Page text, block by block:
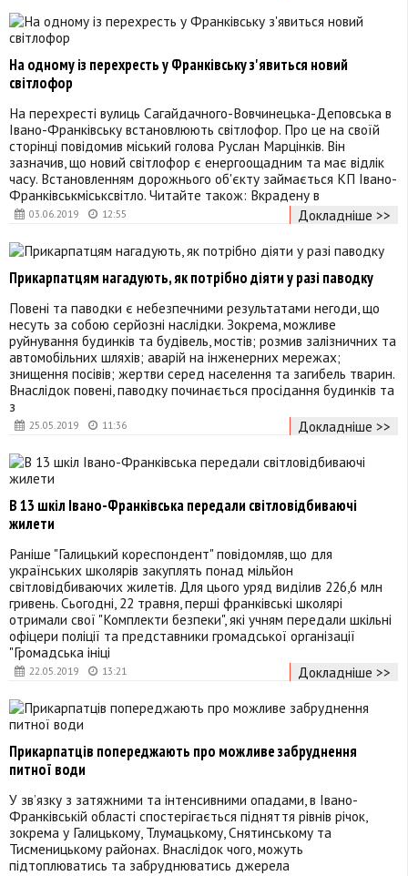
03.06.2019 12:55
На одному із перехресть у Франківську з'явиться новий
світлофор
На перехресті вулиць Сагайдачного-Вовчинецька-Деповська в
Івано-Франківську встановлюють світлофор. Про це на своїй
сторінці повідомив міський голова Руслан Марцінків. Він
зазначив, що новий світлофор є енергоощадним та має відлік
часу. Встановленням дорожнього об'єкту займається КП Івано-
Франківськміськсвітло. Читайте також: Вкрадену в
Докладніше >>
25.05.2019 11:36
Прикарпатцям нагадують, як потрібно діяти у разі паводку
Повені та паводки є небезпечними результатами негоди, що
несуть за собою серйозні наслідки. Зокрема, можливе
руйнування будинків та будівель, мостів; розмив залізничних та
автомобільних шляхів; аварій на інженерних мережах;
знищення посівів; жертви серед населення та загибель тварин.
Внаслідок повені, паводку починається просідання будинків та
з
Докладніше >>
22.05.2019 13:21
В 13 шкіл Івано-Франківська передали світловідбиваючі
жилети
Раніше "Галицький кореспондент" повідомляв, що для
українських школярів закуплять понад мільйон
світловідбиваючих жилетів. Для цього уряд виділив 226,6 млн
гривень. Сьогодні, 22 травня, перші франківські школярі
отримали свої "Комплекти безпеки", які учням передали шкільні
офіцери поліції та представники громадської організації
"Громадська ініці
Докладніше >>
Прикарпатців попереджають про можливе забруднення
питної води
У зв’язку з затяжними та інтенсивними опадами, в Івано-
Франківській області спостерігається підняття рівнів річок,
зокрема у Галицькому, Тлумацькому, Снятинському та
Тисменицькому районах. Внаслідок чого, можуть
підтоплюватись та забруднюватись джерела